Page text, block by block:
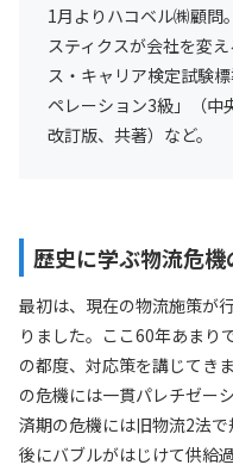
1月よりハコベル㈱顧
スティクスが会社を変
ス・キャリア検定試験
ペレーション3級」（中
改訂版、共著）など。
歴史に学ぶ物流危
最初は、現在の物流施策が
りました。ここ60年あまり
の都度、対応策を講じてき
の危機には一貫パレチゼー
済期の危機には旧物流2法
後にバブルがはじけて供給